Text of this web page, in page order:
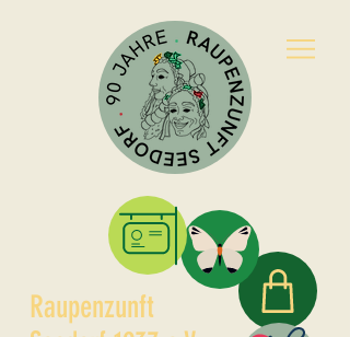
Raupenzunft
Kleidle